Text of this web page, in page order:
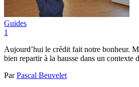
Guides
1
Aujourd’hui le crédit fait notre bonheur.
bien repartir à la hausse dans un contexte
ParPascal Beuvelet